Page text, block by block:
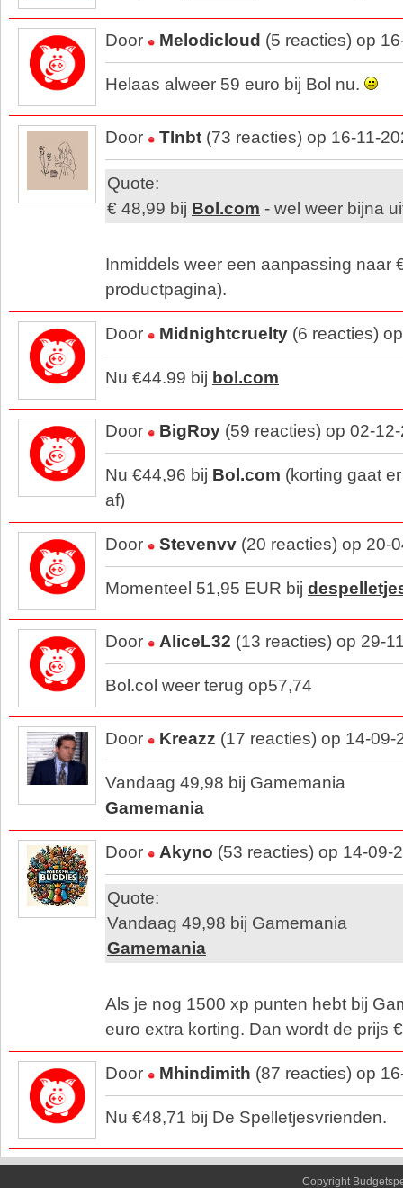
Door Melodicloud (5 reacties) op
Helaas alweer 59 euro bij Bol nu.
Door Tlnbt (73 reacties) op 16-11-
Quote:
€ 48,99 bij Bol.com - wel weer bijna
Inmiddels weer een aanpassing naar
productpagina).
Door Midnightcruelty (6 reacties)
Nu €44.99 bij bol.com
Door BigRoy (59 reacties) op 02-
Nu €44,96 bij Bol.com (korting gaat
af)
Door Stevenvv (20 reacties) op 20-
Momenteel 51,95 EUR bij
Door AliceL32 (13 reacties) op 29-
Bol.col weer terug op57,74
Door Kreazz (17 reacties) op 14-09-
Vandaag 49,98 bij Gamemania
Gamemania
Door Akyno (53 reacties) op 14-09-
Quote:
Vandaag 49,98 bij Gamemania
Gamemania
Als je nog 1500 xp punten hebt bij
euro extra korting. Dan wordt de prijs
Door Mhindimith (87 reacties) op
Nu €48,71 bij De Spelletjesvrienden.
Copyright